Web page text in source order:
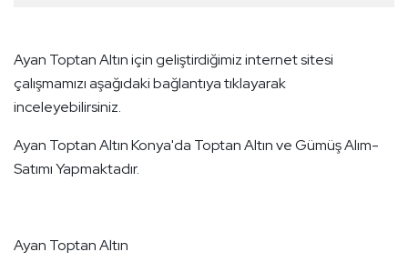
Ayan Toptan Altıniçin geliştirdiğimiz internet sitesi
çalışmamızı aşağıdaki bağlantıya tıklayarak
inceleyebilirsiniz.
Ayan Toptan Altın Konya'da Toptan Altın ve Gümüş Alım-
Satımı Yapmaktadır.
Ayan Toptan Altın